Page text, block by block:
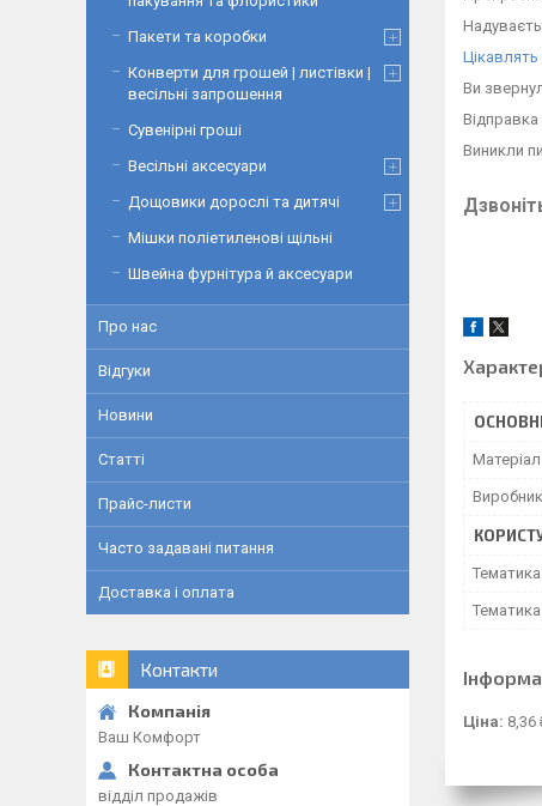
Цікавлять
Ви
Виникли
ОСНОВНІ
Матеріал
Виробник
Ціна: 8,36
Пакети та коробки
Конверти для грошей | листівки |
весільні запрошення
Сувенірні гроші
Весільні аксесуари
Дощовики дорослі та дитячі
Мішки поліетиленові щільні
Швейна фурнітура й аксесуари
Про нас
Відгуки
Новини
Статті
Прайс-листи
Часто задавані питання
Доставка і оплата
Контакти
Ваш Комфорт
відділ продажів